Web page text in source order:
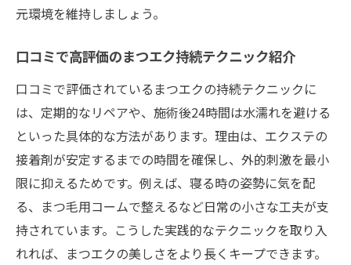
元環境を維持しましょう。
口コミで高評価のまつエク持続テクニック紹介
口コミで評価されているまつエクの持続テクニックに
は、定期的なリペアや、施術後24時間は水濡れを避ける
といった具体的な方法があります。理由は、エクステの
接着剤が安定するまでの時間を確保し、外的刺激を最小
限に抑えるためです。例えば、寝る時の姿勢に気を配
る、まつ毛用コームで整えるなど日常の小さな工夫が支
持されています。こうした実践的なテクニックを取り入
れれば、まつエクの美しさをより長くキープできます。